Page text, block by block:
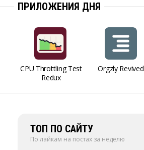
ПРИЛОЖЕНИЯ ДНЯ
CPU Throttling Test
Redux
Orgzly Revived
ТОП ПО САЙТУ
По лайкам на постах за неделю